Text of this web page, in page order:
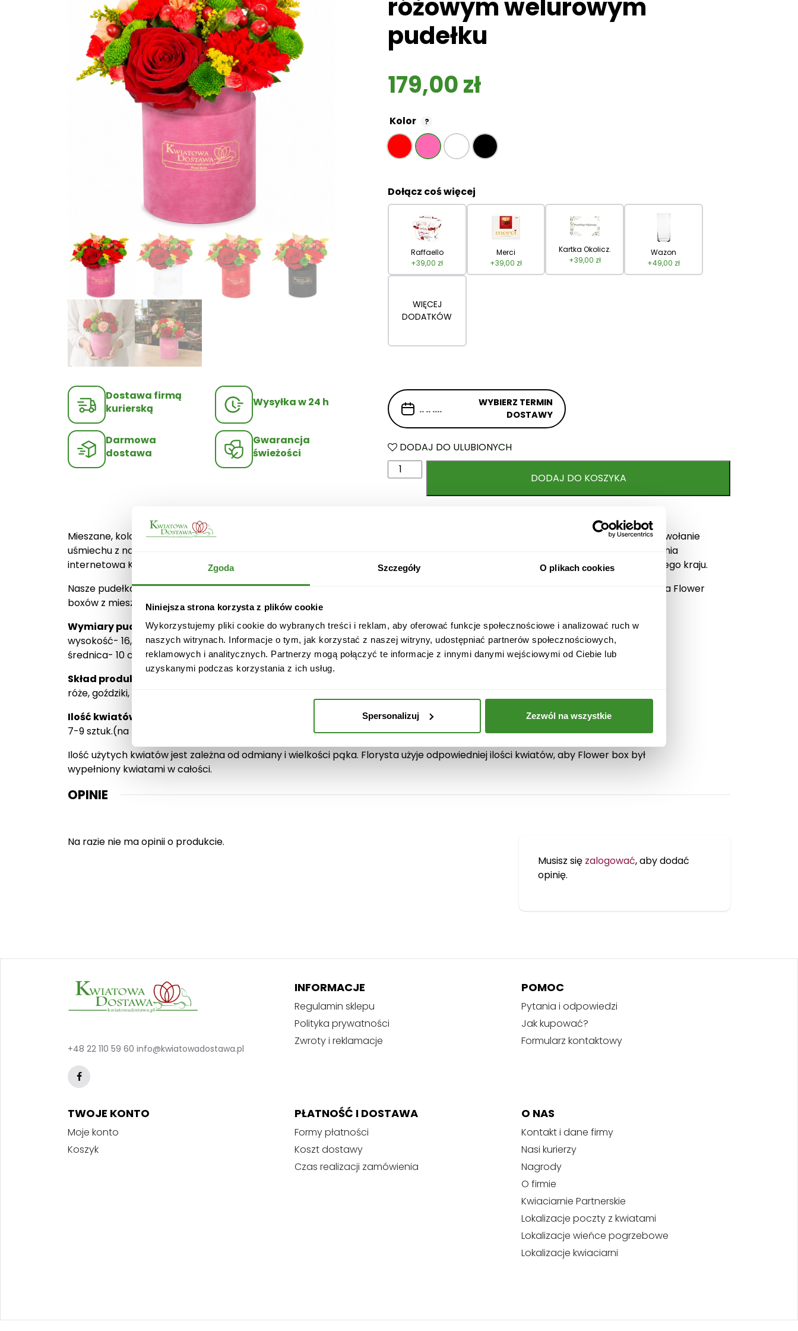
Zgoda Szczegóły O plikach cookies
Niniejsza strona korzysta z plików cookie
Wykorzystujemy pliki cookie do wybranych treści i reklam, aby oferować funkcje społecznościowe i analizować ruch w
naszych witrynach. Informacje o tym, jak korzystać z naszej witryny, udostępniać partnerów społecznościowych,
reklamowych i analitycznych. Partnerzy mogą połączyć te informacje z innymi danymi wejściowymi od Ciebie lub
uzyskanymi podczas korzystania z ich usług.
Spersonalizuj Zezwól na wszystkie
Dostawa firmą
kurierską
Wysyłka w 24 h
Darmowa
dostawa
Gwarancja
świeżości
różowym welurowym
pudełku
179,00zł
Kolor ?
Dołącz coś więcej
Raffaello
+39,00 zł
Merci
+39,00 zł
Kartka Okolicz.
+39,00 zł
Wazon
+49,00 zł
WIĘCEJ
DODATKÓW
WYBIERZ TERMIN
DOSTAWY
DODAJ DO ULUBIONYCH
l
i
m
i
e
a
r
o
e
DODAJ DO KOSZYKA
Mieszane, kolorowe, pachnące i świeże kwiaty w welurowym pudełku mogą wyrazić więcej niż tysiące wypowiedzianych słów. Wywołanie
uśmiechu z naszymi kwiatami w pudełku jest bajecznie proste. Dołącz darmowy bilecik z życzeniami i wyślij Flower box, a kwiaciarnia
internetowa Kwiatowa Dostawa zrealizuje Twoje zamówienie w wybrany terminie. Darmowa dostawa jest możliwa na terenie całego kraju.
Nasze pudełka 3 elementowe są wykonane z najwyższej jakości materiałów i należą do grupy produktów Prestige Edition. Dostawa Flower
boxów z mieszanymi kwiatami odbywa się za pośrednictwem firmy kurierskiej DHL lub DPD.
Wymiary pudełka:
wysokość- 16,5 cm.
średnica- 10 cm.
Skład produktu:
róże, goździki, margaretki, alstromerie, solidago, hypericum, flower box.
Ilość kwiatów:
7-9 sztuk.(na zdjęciu głównym)
Ilość użytych kwiatów jest zależna od odmiany i wielkości pąka. Florysta użyje odpowiedniej ilości kwiatów, aby Flower box był
wypełniony kwiatami w całości.
OPINIE
Na razie nie ma opinii o produkcie.
Musisz się zalogować, aby dodać
opinię.
+48 22 110 59 60 info@kwiatowadostawa.pl
INFORMACJE
Regulamin sklepu
Polityka prywatności
Zwroty i reklamacje
POMOC
Pytania i odpowiedzi
Jak kupować?
Formularz kontaktowy
TWOJE KONTO
Moje konto
Koszyk
PŁATNOŚĆ I DOSTAWA
Formy płatności
Koszt dostawy
Czas realizacji zamówienia
O NAS
Kontakt i dane firmy
Nasi kurierzy
Nagrody
O firmie
Kwiaciarnie Partnerskie
Lokalizacje poczty z kwiatami
Lokalizacje wieńce pogrzebowe
Lokalizacje kwiaciarni